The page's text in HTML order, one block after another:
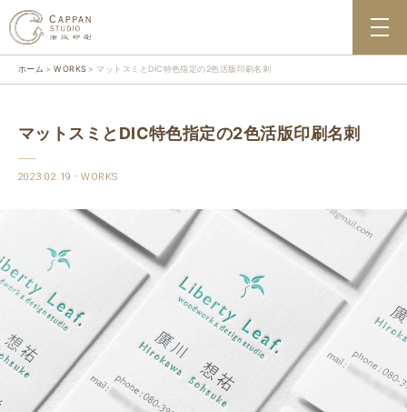
ホーム WORKS マットスミとDIC特色指定の2色活版印刷名刺
マットスミとDIC特色指定の2色活版印刷名刺
2023.02.19 WORKS